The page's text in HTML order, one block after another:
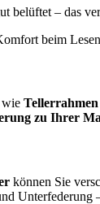
– das
beim
wie Tellerrahmen
zu Ihrer
können Sie
Unterfederung